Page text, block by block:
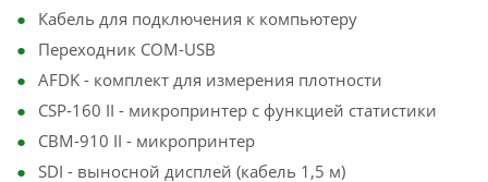
Кабель для подключения к компьютеру
Переходник COM-USB
AFDK - комплект для измерения плотности
CSP-160 II - микропринтер с функцией статистики
CBM-910 II - микропринтер
SDI - выносной дисплей (кабель 1,5 м)